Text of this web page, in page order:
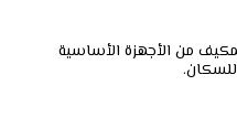
من الأجهزة الأساسية
للسكان.